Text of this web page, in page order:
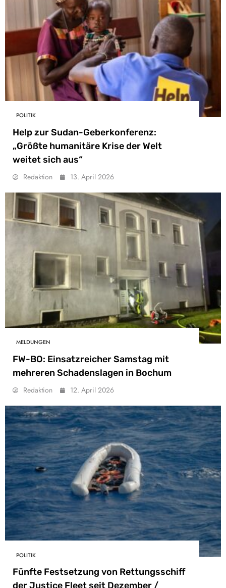
POLITIK
Help zur Sudan-Geberkonferenz:
„Größte humanitäre Krise der Welt
weitet sich aus“
Redaktion 13. April 2026
MELDUNGEN
FW-BO: Einsatzreicher Samstag mit
mehreren Schadenslagen in Bochum
Redaktion 12. April 2026
POLITIK
Fünfte Festsetzung von Rettungsschiff
der Justice Fleet seit Dezember /